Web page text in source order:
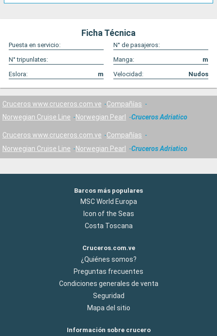
Ficha Técnica
Puesta en servicio:
N° de pasajeros:
N° tripunlates:
Manga:
m
Eslora:
m Velocidad: Nudos
Cruceros www.cruceros.com.ve
Compañías
Norwegian Cruise Line
Norwegian Pearl Cruceros Adriatico
Cruceros www.cruceros.com.ve
Compañías
Norwegian Cruise Line
Norwegian Pearl Cruceros Adriatico
Barcos más populares
MSC World Europa
Icon of the Seas
Costa Toscana
Cruceros.com.ve
¿Quiénes somos?
Preguntas frecuentes
Condiciones generales de venta
Seguridad
Mapa del sitio
Información sobre crucero